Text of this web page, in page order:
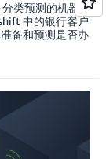
类预测的机器学
中的银行客户
备和预测是否办